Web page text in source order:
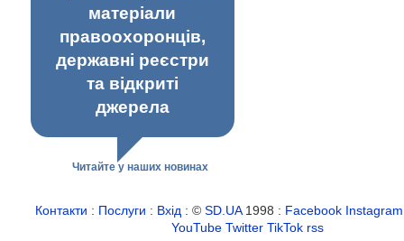
матеріали
правоохоронців,
державні реєстри
та відкриті
джерела
Читайте у наших новинах
Контакти : Послуги : Вхід : ©SD.UA1998 : Facebook Instagram
YouTube Twitter TikTok rss